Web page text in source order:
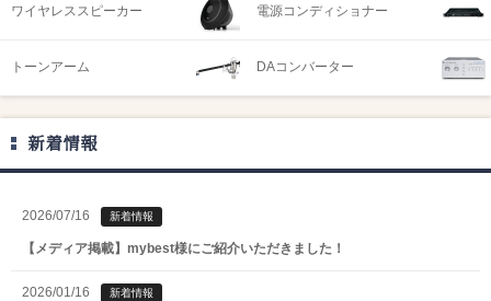
ワイヤレススピーカー 電源コンディショナー
トーンアーム DAコンバーター
新着情報
2026/07/16 新着情報
【メディア掲載】mybest様にご紹介いただきました！
2026/01/16 新着情報